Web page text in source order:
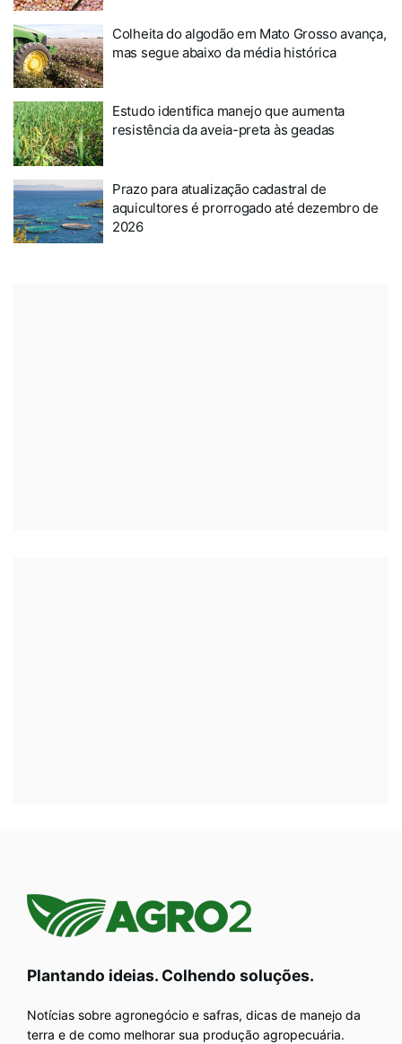
Colheita do algodão em Mato Grosso avança,
mas segue abaixo da média histórica
Estudo identifica manejo que aumenta
resistência da aveia-preta às geadas
Prazo para atualização cadastral de
aquicultores é prorrogado até dezembro de
2026
Plantando ideias. Colhendo soluções.
Notícias sobre agronegócio e safras, dicas de manejo da
terra e de como melhorar sua produção agropecuária.